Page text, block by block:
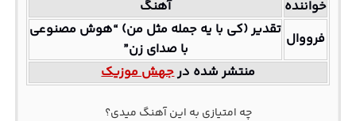
خواننده
آهنگ
فرووال تقدیر (کی با یه جمله مثل من) “هوش مصنوعی
با صدای زن”
منتشر شده درجهش موزیک
چه امتیازی به این آهنگ میدی؟